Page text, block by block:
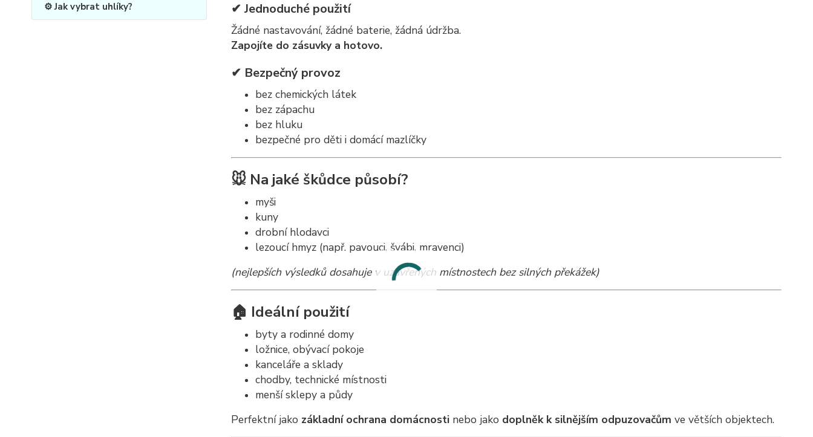
⚙️ Jak vybrat uhlíky? ✔ Jednoduché použití
Žádné nastavování, žádné baterie, žádná údržba.
Zapojíte do zásuvky a hotovo.
✔ Bezpečný provoz
bez chemických látek
bez zápachu
bez hluku
bezpečné pro děti i domácí mazlíčky
🐭 Na jaké škůdce působí?
myši
kuny
drobní hlodavci
lezoucí hmyz (např. pavouci, švábi, mravenci)
(nejlepších výsledků dosahuje v uzavřených místnostech bez silných překážek)
🏠 Ideální použití
byty a rodinné domy
ložnice, obývací pokoje
kanceláře a sklady
chodby, technické místnosti
menší sklepy a půdy
Perfektní jako základní ochrana domácnostinebo jako doplněk k silnějším odpuzovačům ve větších objektech.